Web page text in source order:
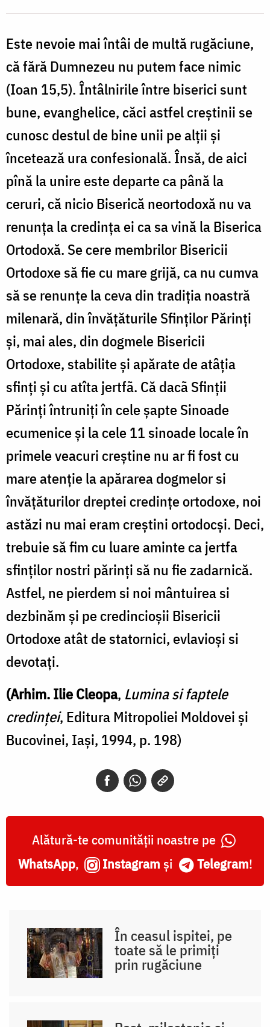
Este nevoie mai întâi de multă rugăciune,
că fără Dumnezeu nu putem face nimic
(Ioan 15,5). Întâlnirile între biserici sunt
bune, evanghelice, căci astfel creștinii se
cunosc destul de bine unii pe alții și
încetează ura confesională. Însă, de aici
pînă la unire este departe ca până la
ceruri, că nicio Biserică neortodoxă nu va
renunța la credința ei ca sa vină la Biserica
Ortodoxă. Se cere membrilor Bisericii
Ortodoxe să fie cu mare grijă, ca nu cumva
să se renunțe la ceva din tradiția noastră
milenară, din învățăturile Sfinților Părinți
și, mai ales, din dogmele Bisericii
Ortodoxe, stabilite și apărate de atâția
sfinți și cu atîta jertfã. Că dacã Sfinții
Părinți întruniți în cele șapte Sinoade
ecumenice și la cele 11 sinoade locale în
primele veacuri creștine nu ar fi fost cu
mare atenție la apărarea dogmelor si
învățăturilor dreptei credințe ortodoxe, noi
astăzi nu mai eram creștini ortodocși. Deci,
trebuie să fim cu luare aminte ca jertfa
sfinților nostri părinți să nu fie zadarnică.
Astfel, ne pierdem si noi mântuirea si
dezbinăm și pe credincioșii Bisericii
Ortodoxe atât de statornici, evlavioși si
devotați.
(Arhim. Ilie Cleopa, Lumina si faptele
credinței, Editura Mitropoliei Moldovei și
Bucovinei, Iași, 1994, p. 198)
Alătură-te comunității noastre pe
WhatsApp, Instagram și Telegram!
În ceasul ispitei, pe
toate să le primiți
prin rugăciune